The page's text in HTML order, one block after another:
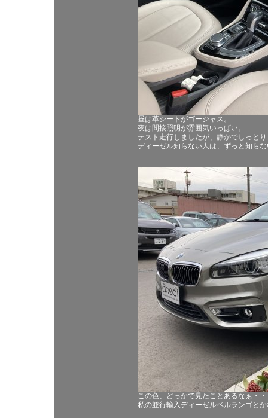
昼は革シートがゴージャス。
夜は間接照明が雰囲気いっぱい。
テスト走行しましたが、静かでしっと
ディーゼル知らない人は、ずっと知ら
この色、どっかで見たことあるなぁ・
私の並行輸入ディーゼルベルランゴと